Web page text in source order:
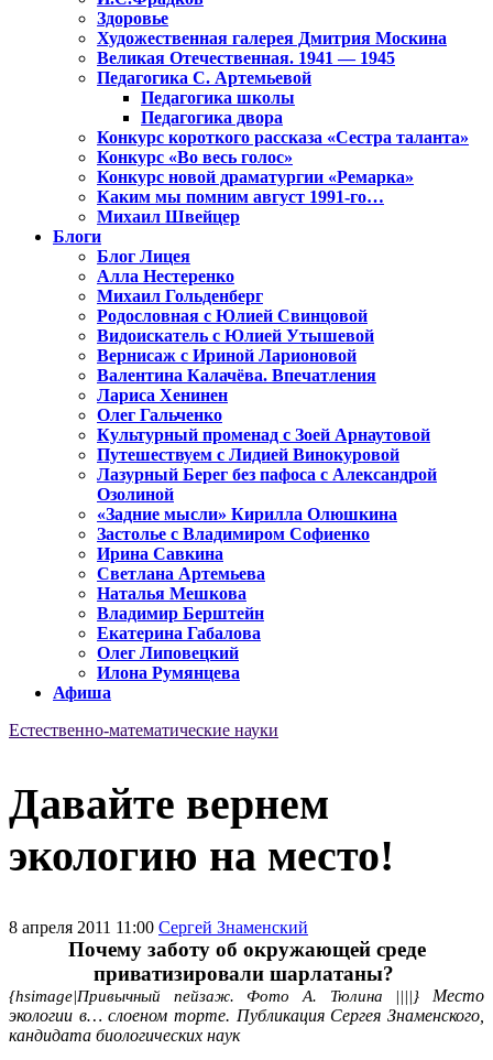
Здоровье
Художественная галерея Дмитрия Москина
Великая Отечественная. 1941 — 1945
Педагогика С. Артемьевой
Педагогика школы
Педагогика двора
Конкурс короткого рассказа «Сестра таланта»
Конкурс «Во весь голос»
Конкурс новой драматургии «Ремарка»
Каким мы помним август 1991-го…
Михаил Швейцер
Блоги
Блог Лицея
Алла Нестеренко
Михаил Гольденберг
Родословная с Юлией Свинцовой
Видоискатель с Юлией Утышевой
Вернисаж с Ириной Ларионовой
Валентина Калачёва. Впечатления
Лариса Хенинен
Олег Гальченко
Культурный променад с Зоей Арнаутовой
Путешествуем с Лидией Винокуровой
Лазурный Берег без пафоса с Александрой
Озолиной
«Задние мысли» Кирилла Олюшкина
Застолье с Владимиром Софиенко
Ирина Савкина
Светлана Артемьева
Наталья Мешкова
Владимир Берштейн
Екатерина Габалова
Олег Липовецкий
Илона Румянцева
Афиша
Естественно-математические науки
Давайте вернем
экологию на место!
8 апреля 2011 11:00 Сергей Знаменский
Почему заботу об окружающей среде
приватизировали шарлатаны?
{hsimage|Привычный пейзаж. Фото А. Тюлина ||||} Место
экологии в… слоеном торте. Публикация Сергея Знаменского,
кандидата биологических наук